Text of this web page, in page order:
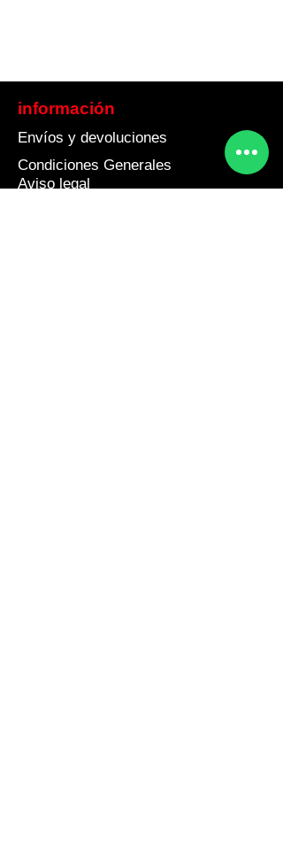
información
Envíos y devoluciones
Condiciones Generales
Aviso legal